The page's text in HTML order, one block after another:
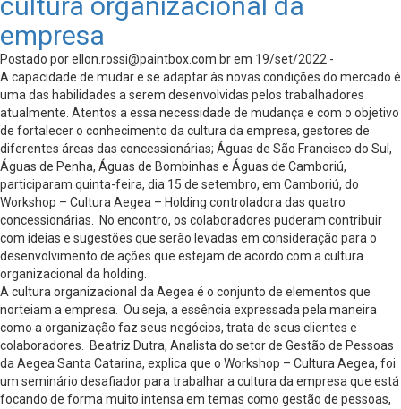
empresa
Postado porellon.rossi@paintbox.com.brem 19/set/2022 -
A capacidade de mudar e se adaptar às novas condições do mercado é
uma das habilidades a serem desenvolvidas pelos trabalhadores
atualmente. Atentos a essa necessidade de mudança e com o objetivo
de fortalecer o conhecimento da cultura da empresa, gestores de
diferentes áreas das concessionárias; Águas de São Francisco do Sul,
Águas de Penha, Águas de Bombinhas e Águas de Camboriú,
participaram quinta-feira, dia 15 de setembro, em Camboriú, do
Workshop – Cultura Aegea – Holding controladora das quatro
concessionárias. No encontro, os colaboradores puderam contribuir
com ideias e sugestões que serão levadas em consideração para o
desenvolvimento de ações que estejam de acordo com a cultura
organizacional da holding.
A cultura organizacional da Aegea é o conjunto de elementos que
norteiam a empresa. Ou seja, a essência expressada pela maneira
como a organização faz seus negócios, trata de seus clientes e
colaboradores. Beatriz Dutra, Analista do setor de Gestão de Pessoas
da Aegea Santa Catarina, explica que o Workshop – Cultura Aegea, foi
um seminário desafiador para trabalhar a cultura da empresa que está
focando de forma muito intensa em temas como gestão de pessoas,